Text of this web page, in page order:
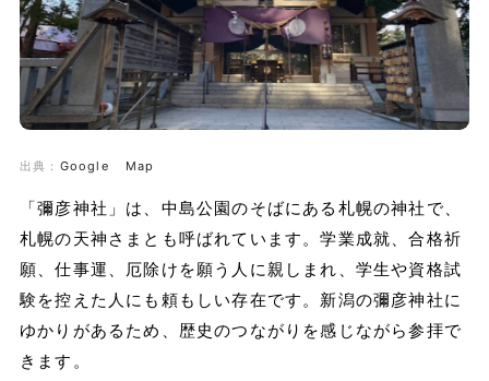
出典： Google Map
「彌彦神社」は、中島公園のそばにある札幌の神社で、
札幌の天神さまとも呼ばれています。学業成就、合格祈
願、仕事運、厄除けを願う人に親しまれ、学生や資格試
験を控えた人にも頼もしい存在です。新潟の彌彦神社に
ゆかりがあるため、歴史のつながりを感じながら参拝で
きます。